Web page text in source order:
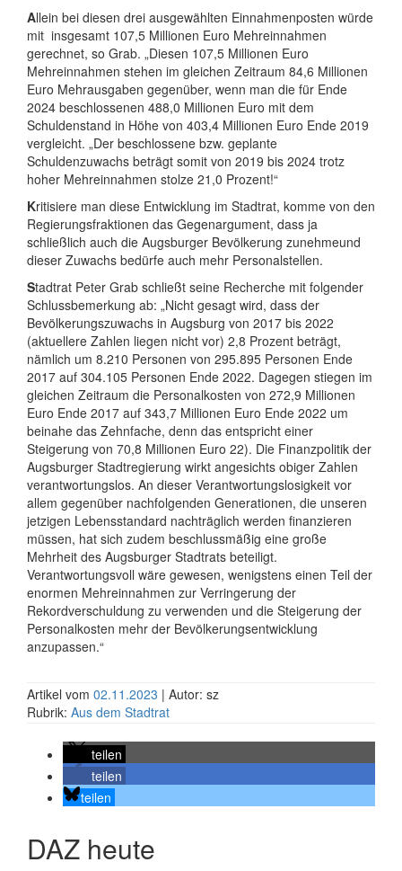
Allein bei diesen drei ausgewählten Einnahmenposten würde
mit insgesamt 107,5 Millionen Euro Mehreinnahmen
gerechnet, so Grab. „Diesen 107,5 Millionen Euro
Mehreinnahmen stehen im gleichen Zeitraum 84,6 Millionen
Euro Mehrausgaben gegenüber, wenn man die für Ende
2024 beschlossenen 488,0 Millionen Euro mit dem
Schuldenstand in Höhe von 403,4 Millionen Euro Ende 2019
vergleicht. „Der beschlossene bzw. geplante
Schuldenzuwachs beträgt somit von 2019 bis 2024 trotz
hoher Mehreinnahmen stolze 21,0 Prozent!“
Kritisiere man diese Entwicklung im Stadtrat, komme von den
Regierungsfraktionen das Gegenargument, dass ja
schließlich auch die Augsburger Bevölkerung zunehmeund
dieser Zuwachs bedürfe auch mehr Personalstellen.
Stadtrat Peter Grab schließt seine Recherche mit folgender
Schlussbemerkung ab: „Nicht gesagt wird, dass der
Bevölkerungszuwachs in Augsburg von 2017 bis 2022
(aktuellere Zahlen liegen nicht vor) 2,8 Prozent beträgt,
nämlich um 8.210 Personen von 295.895 Personen Ende
2017 auf 304.105 Personen Ende 2022. Dagegen stiegen im
gleichen Zeitraum die Personalkosten von 272,9 Millionen
Euro Ende 2017 auf 343,7 Millionen Euro Ende 2022 um
beinahe das Zehnfache, denn das entspricht einer
Steigerung von 70,8 Millionen Euro 22). Die Finanzpolitik der
Augsburger Stadtregierung wirkt angesichts obiger Zahlen
verantwortungslos. An dieser Verantwortungslosigkeit vor
allem gegenüber nachfolgenden Generationen, die unseren
jetzigen Lebensstandard nachträglich werden finanzieren
müssen, hat sich zudem beschlussmäßig eine große
Mehrheit des Augsburger Stadtrats beteiligt.
Verantwortungsvoll wäre gewesen, wenigstens einen Teil der
enormen Mehreinnahmen zur Verringerung der
Rekordverschuldung zu verwenden und die Steigerung der
Personalkosten mehr der Bevölkerungsentwicklung
anzupassen.“
Artikel vom 02.11.2023 | Autor: sz
Rubrik: Aus dem Stadtrat
teilen
teilen
teilen
DAZ heute